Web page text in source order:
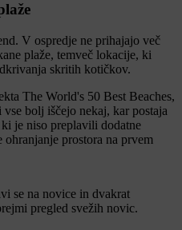
V ospredje ne prihajajo več
plaže, temveč lokacije, ki
skritih kotičkov.
The World's 50 Best Beaches,
bolj iščejo nekaj, kar postaja
je niso preplavili dodatne
prostora na prvem
se na novice in dvakrat
pregled svežih novic.